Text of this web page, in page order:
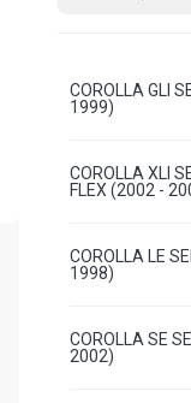
COROLLA GLI
1999)
COROLLA XLI
FLEX (2002 -
COROLLA LE
1998)
COROLLA SE
2002)